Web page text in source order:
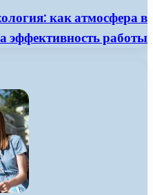
как атмосфера в
эффективность работы